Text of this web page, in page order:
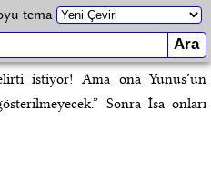
tema
istiyor! Ama ona Yunus’un
Sonra İsa onları